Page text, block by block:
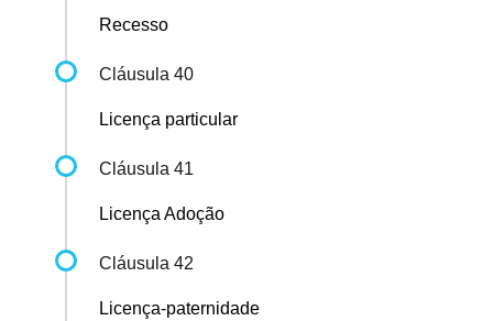
Recesso
Cláusula 40
Licença particular
Cláusula 41
Licença Adoção
Cláusula 42
Licença-paternidade